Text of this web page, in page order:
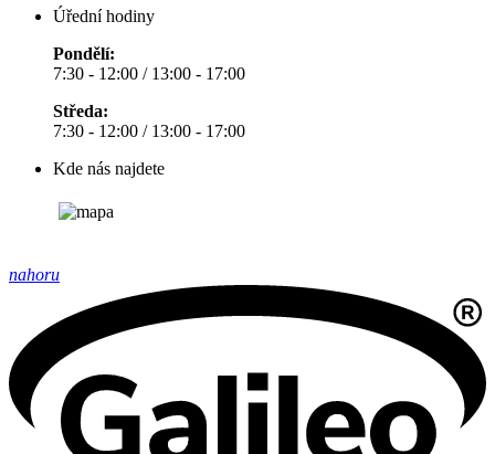
Úřední hodiny
Pondělí:
7:30 - 12:00 / 13:00 - 17:00
Středa:
7:30 - 12:00 / 13:00 - 17:00
Kde nás najdete
nahoru